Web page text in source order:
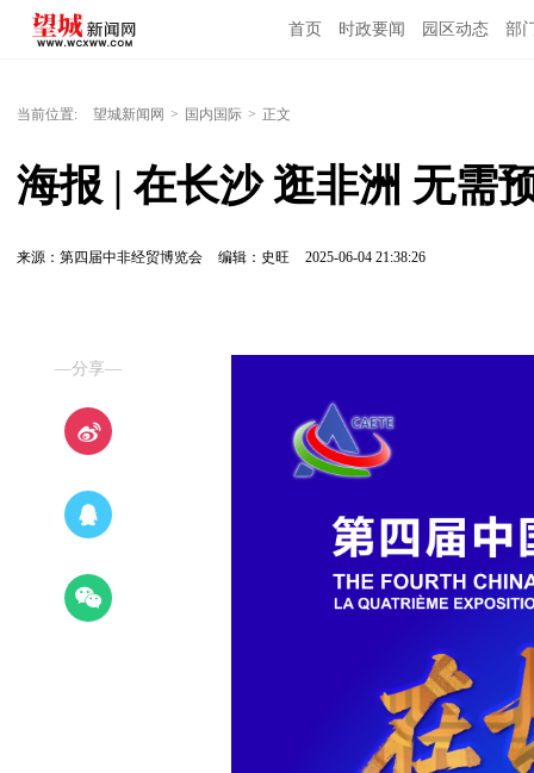
首页 时政要闻 园区动态 部
当前位置: 望城新闻网 > 国内国际 > 正文
海报 | 在长沙 逛非洲 无需
来源：第四届中非经贸博览会 编辑：史旺 2025-06-04 21:38:26
—分享—